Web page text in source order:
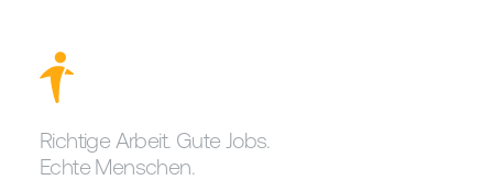
Richtige Arbeit. Gute Jobs.
Echte Menschen.